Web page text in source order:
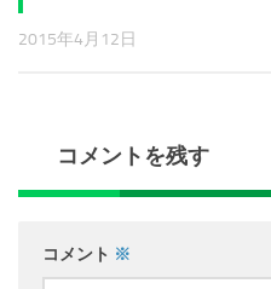
2015年4月12日
コメントを残す
コメント ※